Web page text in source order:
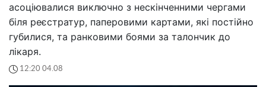
асоціювалися виключно з нескінченними чергами
біля реєстратур, паперовими картами, які постійно
губилися, та ранковими боями за талончик до
лікаря.
12:20 04.08